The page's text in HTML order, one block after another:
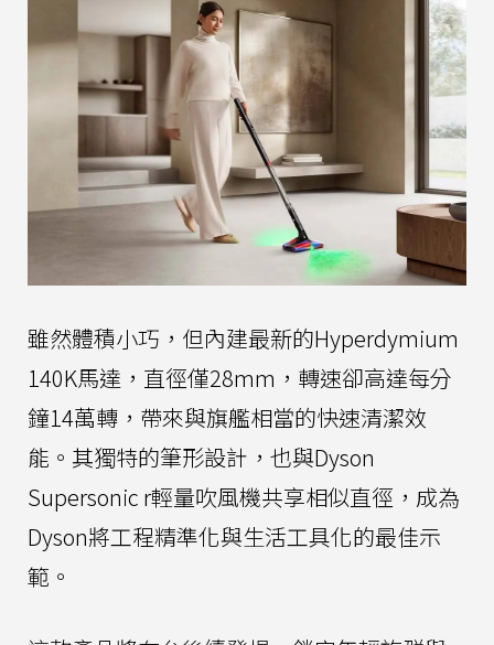
雖然體積小巧，但內建最新的Hyperdymium
140K馬達，直徑僅28mm，轉速卻高達每分
鐘14萬轉，帶來與旗艦相當的快速清潔效
能。其獨特的筆形設計，也與Dyson
Supersonic r輕量吹風機共享相似直徑，成為
Dyson將工程精準化與生活工具化的最佳示
範。